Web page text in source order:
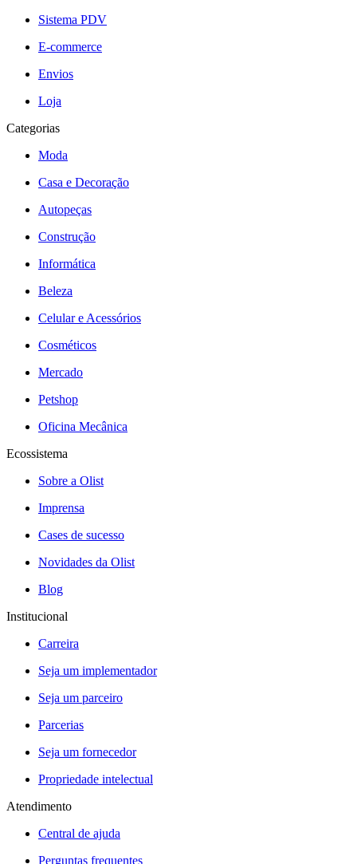
Sistema PDV
E-commerce
Envios
Loja
Categorias
Moda
Casa e Decoração
Autopeças
Construção
Informática
Beleza
Celular e Acessórios
Cosméticos
Mercado
Petshop
Oficina Mecânica
Ecossistema
Sobre a Olist
Imprensa
Cases de sucesso
Novidades da Olist
Blog
Institucional
Carreira
Seja um implementador
Seja um parceiro
Parcerias
Seja um fornecedor
Propriedade intelectual
Atendimento
Central de ajuda
Perguntas frequentes